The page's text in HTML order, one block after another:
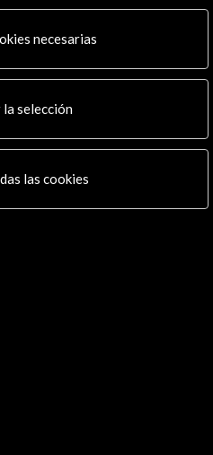
necesarias
selección
las cookies